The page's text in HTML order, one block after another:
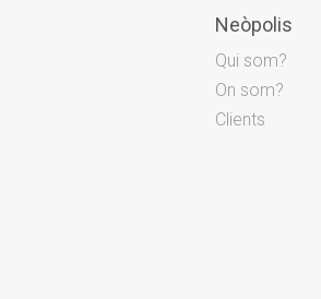
Neòpolis
Qui som?
On som?
Clients